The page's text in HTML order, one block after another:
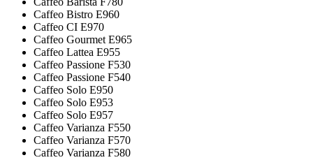
Caffeo Bistro E960
Caffeo CI E970
Caffeo Gourmet E965
Caffeo Lattea E955
Caffeo Passione F530
Caffeo Passione F540
Caffeo Solo E950
Caffeo Solo E953
Caffeo Solo E957
Caffeo Varianza F550
Caffeo Varianza F570
Caffeo Varianza F580